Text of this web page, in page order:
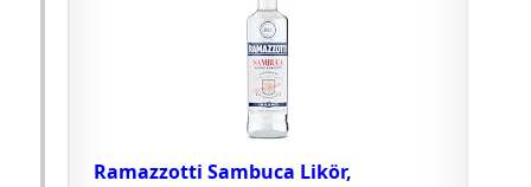
Ramazzotti Sambuca Likör,